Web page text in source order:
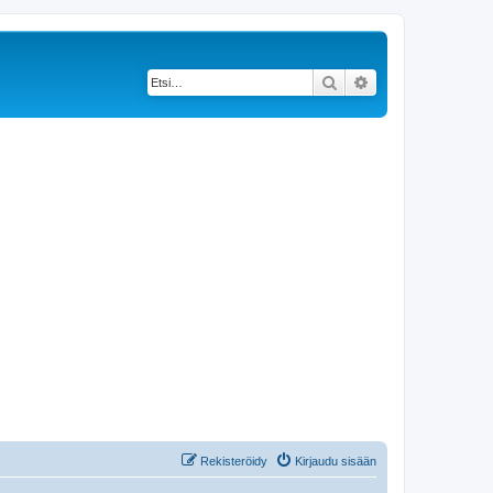
Etsi
Kirjaudu sisään
Rekisteröidy